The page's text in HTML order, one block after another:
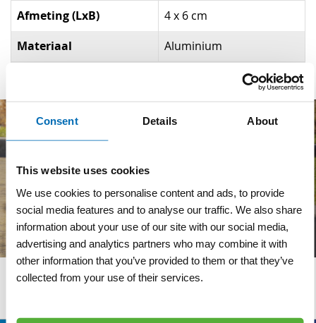
Consent Details About
This website uses cookies
We use cookies to personalise content and ads, to provide
social media features and to analyse our traffic. We also share
information about your use of our site with our social media,
advertising and analytics partners who may combine it with
other information that you’ve provided to them or that they’ve
collected from your use of their services.
Specificaties
Afmeting (LxB) 4 x 6 cm
Materiaal Aluminium